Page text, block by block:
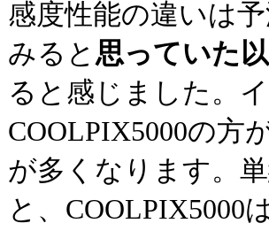
感度性能の違いは
みると 思っていた
ると感じました。
COOLPIX5000の方
が多くなります。
と、COOLPIX5000